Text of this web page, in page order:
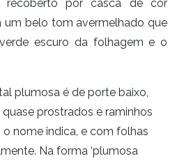
recoberto por casca de cor
um belo tom avermelhado que
escuro da folhagem e o
plumosa é de porte baixo,
prostrados e raminhos
nome indica, e com folhas
Na forma ‘plumosa